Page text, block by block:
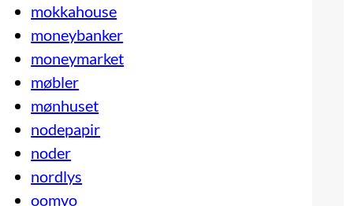
mokkahouse
moneybanker
moneymarket
møbler
mønhuset
nodepapir
noder
nordlys
oomvo